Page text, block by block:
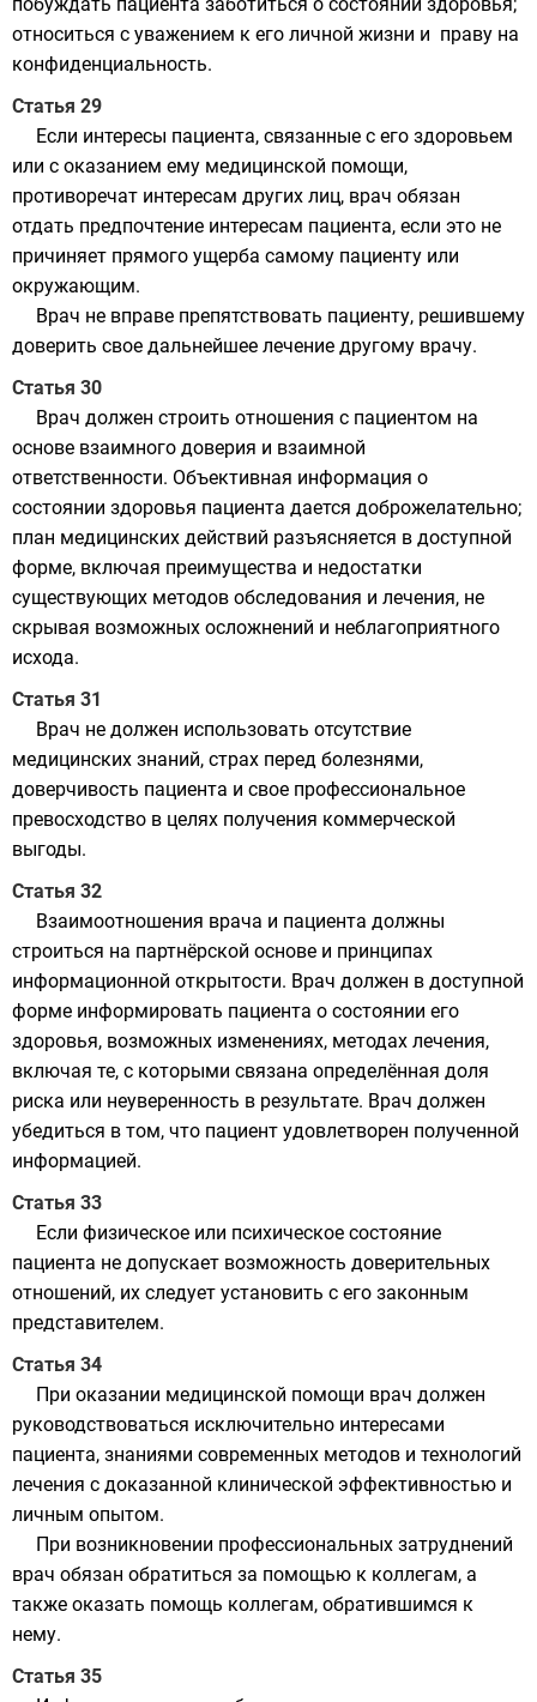
относиться с уважением к его личной жизни и праву на
конфиденциальность.
Статья 29
Если интересы пациента, связанные с его здоровьем
или с оказанием ему медицинской помощи,
противоречат интересам других лиц, врач обязан
отдать предпочтение интересам пациента, если это не
причиняет прямого ущерба самому пациенту или
окружающим.
Врач не вправе препятствовать пациенту, решившему
доверить свое дальнейшее лечение другому врачу.
Статья 30
Врач должен строить отношения с пациентом на
основе взаимного доверия и взаимной
ответственности. Объективная информация о
состоянии здоровья пациента дается доброжелательно;
план медицинских действий разъясняется в доступной
форме, включая преимущества и недостатки
существующих методов обследования и лечения, не
скрывая возможных осложнений и неблагоприятного
исхода.
Статья 31
Врач не должен использовать отсутствие
медицинских знаний, страх перед болезнями,
доверчивость пациента и свое профессиональное
превосходство в целях получения коммерческой
выгоды.
Статья 32
Взаимоотношения врача и пациента должны
строиться на партнёрской основе и принципах
информационной открытости. Врач должен в доступной
форме информировать пациента о состоянии его
здоровья, возможных изменениях, методах лечения,
включая те, с которыми связана определённая доля
риска или неуверенность в результате. Врач должен
убедиться в том, что пациент удовлетворен полученной
информацией.
Статья 33
Если физическое или психическое состояние
пациента не допускает возможность доверительных
отношений, их следует установить с его законным
представителем.
Статья 34
При оказании медицинской помощи врач должен
руководствоваться исключительно интересами
пациента, знаниями современных методов и технологий
лечения с доказанной клинической эффективностью и
личным опытом.
При возникновении профессиональных затруднений
врач обязан обратиться за помощью к коллегам, а
также оказать помощь коллегам, обратившимся к
нему.
Статья 35